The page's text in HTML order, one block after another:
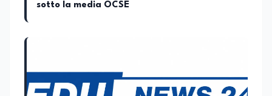
sotto la media OCSE